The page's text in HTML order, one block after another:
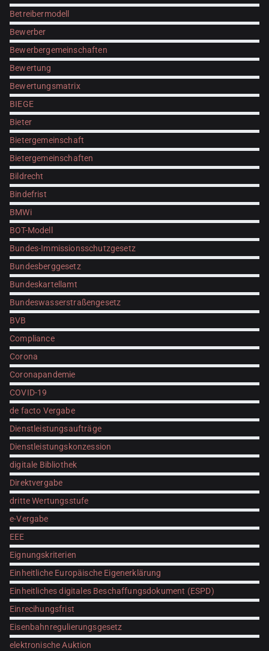
Betreibermodell
Bewerber
Bewerbergemeinschaften
Bewertung
Bewertungsmatrix
BIEGE
Bieter
Bietergemeinschaft
Bietergemeinschaften
Bildrecht
Bindefrist
BMWi
BOT-Modell
Bundes-Immissionsschutzgesetz
Bundesberggesetz
Bundeskartellamt
Bundeswasserstraßengesetz
BVB
Compliance
Corona
Coronapandemie
COVID-19
de facto Vergabe
Dienstleistungsaufträge
Dienstleistungskonzession
digitale Bibliothek
Direktvergabe
dritte Wertungsstufe
e-Vergabe
EEE
Eignungskriterien
Einheitliche Europäische Eigenerklärung
Einheitliches digitales Beschaffungsdokument (ESPD)
Einrecihungsfrist
Eisenbahnregulierungsgesetz
elektronische Auktion